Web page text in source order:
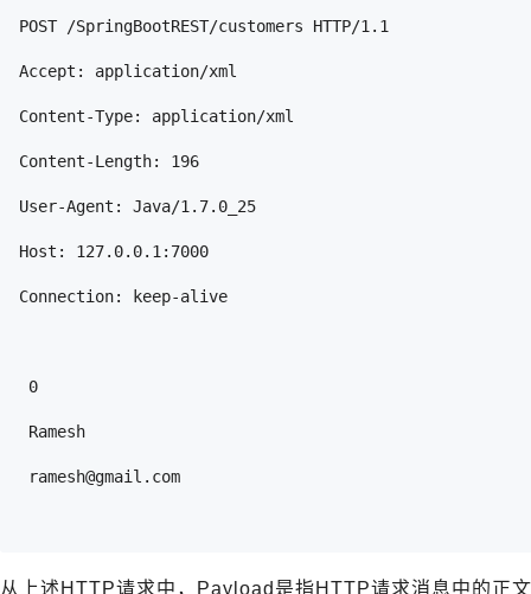
POST /SpringBootREST/customers HTTP/1.1
Accept: application/xml
Content-Type: application/xml
Content-Length: 196
User-Agent: Java/1.7.0_25
Host: 127.0.0.1:7000
Connection: keep-alive
0
Ramesh
ramesh@gmail.com
从上述HTTP请求中，Payload是指HTTP请求消息中的正